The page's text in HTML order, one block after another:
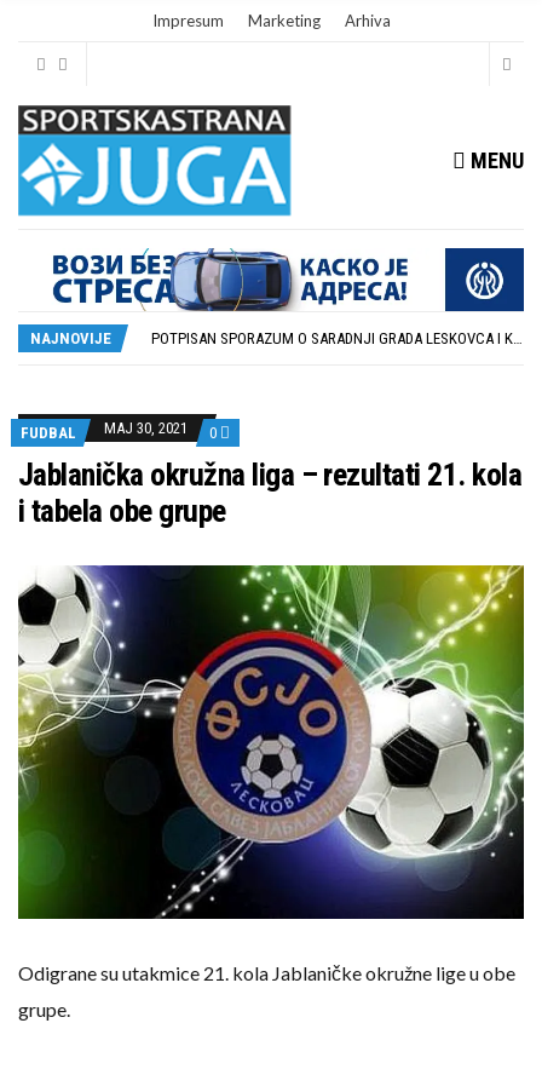
Impresum Marketing Arhiva
MENU
NAJNOVIJE
POTPISAN SPORAZUM O SARADNJI GRADA LESKOVCA I KOMPANIJE MILENIJUM TIM
U GFK DUBOČICA 1923 DANAS ZAVRŠENE REGISTRACIJE PRINOVA
FUDBAL
MAJ 30, 2021 0
Jablanička okružna liga – rezultati 21. kola
i tabela obe grupe
Odigrane su utakmice 21. kola Jablaničke okružne lige u obe
grupe.